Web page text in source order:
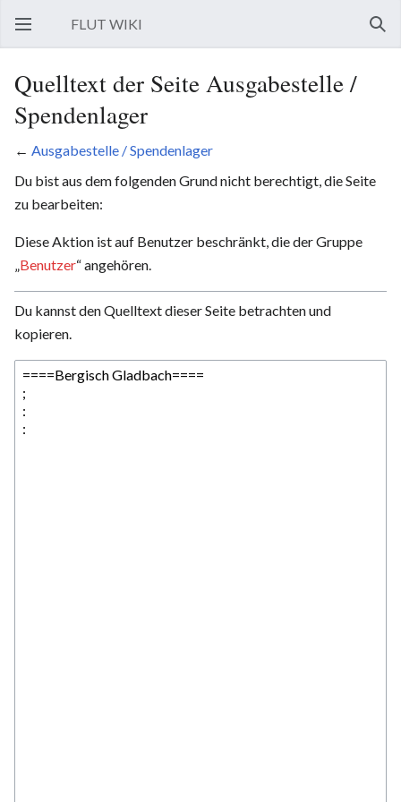
Hauptmenü öffnen
FLUT WIKI
Quelltext der Seite Ausgabestelle /
Spendenlager
← Ausgabestelle / Spendenlager
Du bist aus dem folgenden Grund nicht berechtigt, die Seite
zu bearbeiten:
Diese Aktion ist auf Benutzer beschränkt, die der Gruppe
„Benutzer“ angehören.
Du kannst den Quelltext dieser Seite betrachten und
kopieren.